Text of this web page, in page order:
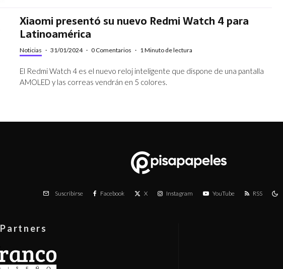
Xiaomi presentó su nuevo Redmi Watch 4 para
Latinoamérica
Noticias · 31/01/2024 · 0 Comentarios · 1 Minuto de lectura
El Redmi Watch 4 es el nuevo reloj inteligente que dispone de una pantalla
AMOLED y las correas vendrán en 5 colores.
Suscribirse Facebook X Instagram YouTube RSS
Partners